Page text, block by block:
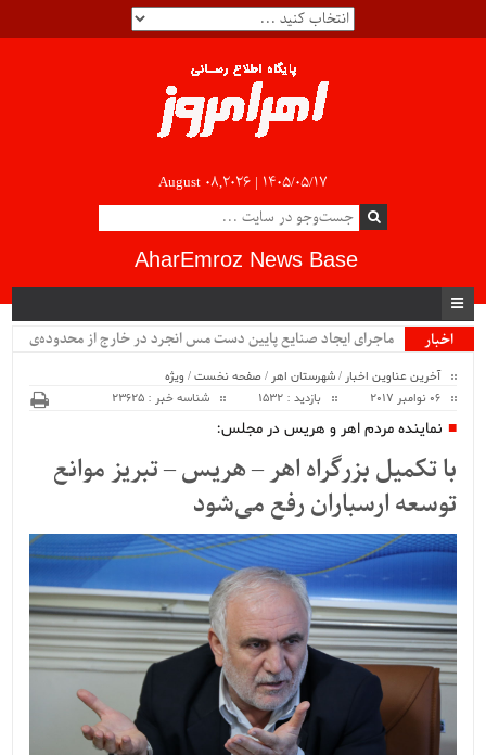
August 08,2026 | ۱۴۰۵/۰۵/۱۷
AharEmroz News Base
اخبار
ماجرای ایجاد صنایع پایین دست مس انجرد در خارج از محدوده‌ی
آخرین عناوین اخبار /شهرستان اهر /صفحه نخست/ ویژه
06 نوامبر 2017
بازدید : 1532 شناسه خبر : 23625
نماینده مردم اهر و هریس در مجلس:
با تکمیل بزرگراه اهر – هریس – تبریز موانع
توسعه ارسباران رفع می‌شود